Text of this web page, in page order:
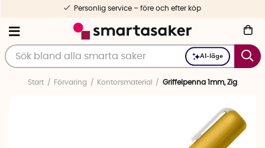
AI-läge
service – före och efter köp
Start Förvaring Kontorsmaterial Griffelpenna 1mm, Zig